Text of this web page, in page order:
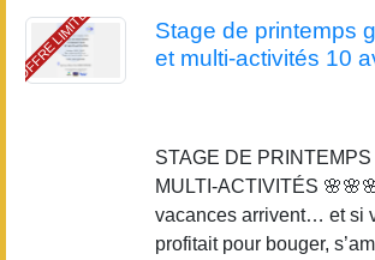
OFFRE LIMITÉE
Stage de printemps
et multi-activités 10
STAGE DE PRINTEMPS
MULTI-ACTIVITÉS
vacances arrivent… et si
profitait pour bouger,